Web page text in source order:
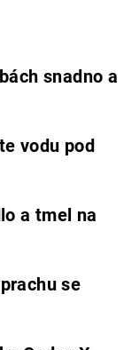
snadno a
vodu pod
a tmel na
se